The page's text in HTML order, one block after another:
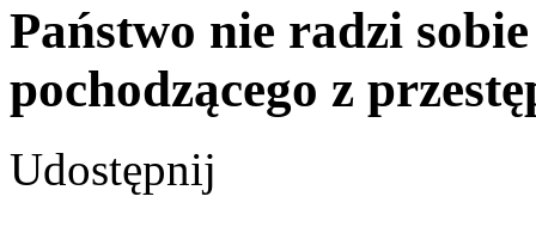
Państwo nie radzi
pochodzącego z
Udostępnij